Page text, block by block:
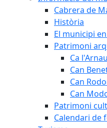
Cabrera de
Història
El municipi
Patrimoni
Ca l'Arnau
Can
Can
Can
Patrimoni
Calendari de